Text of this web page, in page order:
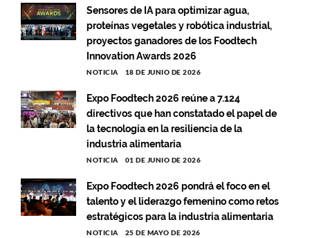
Sensores de IA para optimizar agua,
proteínas vegetales y robótica industrial,
proyectos ganadores de los Foodtech
Innovation Awards 2026
NOTICIA 18 DE JUNIO DE 2026
Expo Foodtech 2026 reúne a 7.124
directivos que han constatado el papel de
la tecnología en la resiliencia de la
industria alimentaria
NOTICIA 01 DE JUNIO DE 2026
Expo Foodtech 2026 pondrá el foco en el
talento y el liderazgo femenino como retos
estratégicos para la industria alimentaria
NOTICIA 25 DE MAYO DE 2026